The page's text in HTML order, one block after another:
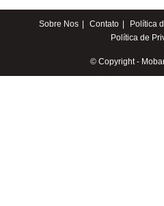
Sobre Nos Contato
Política
Política de
© Copyright -